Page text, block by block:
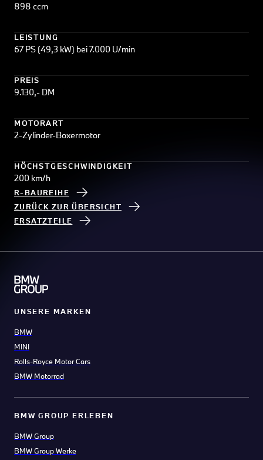
898 ccm
LEISTUNG
67 PS (49,3 kW) bei 7.000 U/min
PREIS
9.130,- DM
MOTORART
2-Zylinder-Boxermotor
HÖCHSTGESCHWINDIGKEIT
200 km/h
R-BAUREIHE
ZURÜCK ZUR ÜBERSICHT
ERSATZTEILE
UNSERE MARKEN
BMW
MINI
Rolls-Royce Motor Cars
BMW Motorrad
BMW GROUP ERLEBEN
BMW Group
BMW Group Werke